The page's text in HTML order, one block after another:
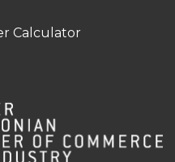
Calculator